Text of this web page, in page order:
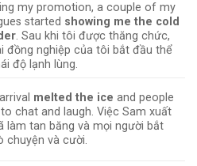
my promotion, a couple of my
started showing me the cold
. Sau khi tôi được thăng chức,
đồng nghiệp của tôi bắt đầu thể
độ lạnh lùng.
melted the ice and people
chat and laugh. Việc Sam xuất
làm tan băng và mọi người bắt
chuyện và cười.